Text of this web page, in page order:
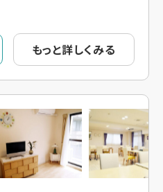
もっと詳しくみる